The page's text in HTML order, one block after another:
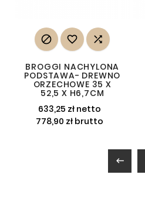
  
BROGGI NACHYLONA
PODSTAWA- DREWNO
ORZECHOWE 35 X
52,5 X H6,7CM
633,25 zł netto
778,90 zł brutto
